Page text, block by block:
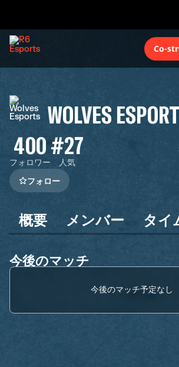
Co-
WOLVES
400
フォロワー
#27
人気
フォロー
概要 メンバー タイ
今後のマッチ
今後のマッチ予定なし